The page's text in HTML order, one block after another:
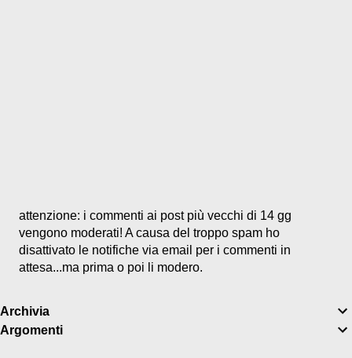
P
o
s
t
n
c
attenzione: i commenti ai post più vecchi di 14 gg
vengono moderati! A causa del troppo spam ho
disattivato le notifiche via email per i commenti in
attesa...ma prima o poi li modero.
Archivia
Argomenti